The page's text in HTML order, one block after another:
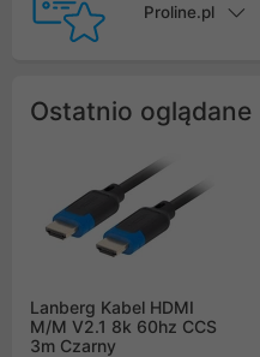
Proline.pl
Ostatnio oglądane
Lanberg Kabel HDMI
M/M V2.1 8k 60hz CCS
3m Czarny